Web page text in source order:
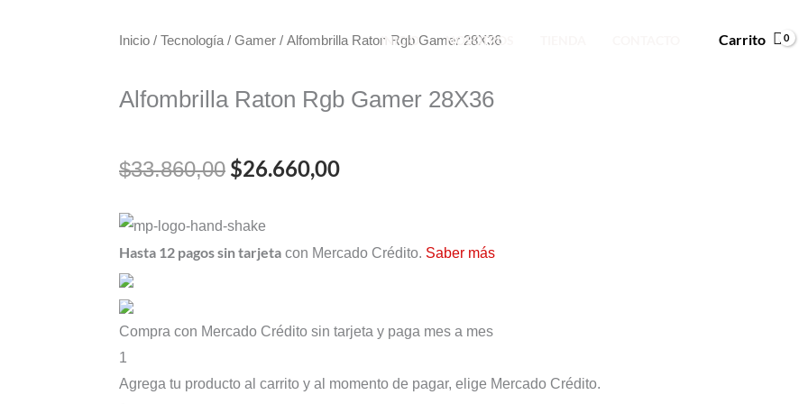
INICIO NOSOTROS Carrito
Inicio / Tecnología / Gamer / Alfombrilla Raton Rgb Gamer 28X36
Alfombrilla Raton Rgb Gamer 28X36
$33.860,00 El
original
$33.860,00.
$26.660,00El
actual
$26.660,00.
Hasta 12 pagos sin tarjeta con Mercado Crédito. Saber más
Compra con Mercado Crédito sin tarjeta y paga mes a mes
1
Agrega tu producto al carrito y al momento de pagar, elige Mercado Crédito.
Alfombrilla
Raton
Rgb
Gamer
28X36
cantidad